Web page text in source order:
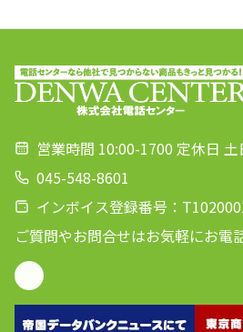
営業時間 10:00-1700 定休日 土
045-548-8601
インボイス登録番号：
ご質問やお問合せはお気軽にお電